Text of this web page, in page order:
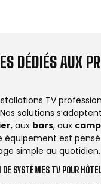
DÉDIÉS AUX
TV
solutions
, aux bars, aux
équipement est
simple au quotidien.
DE SYSTÈMES TV POUR